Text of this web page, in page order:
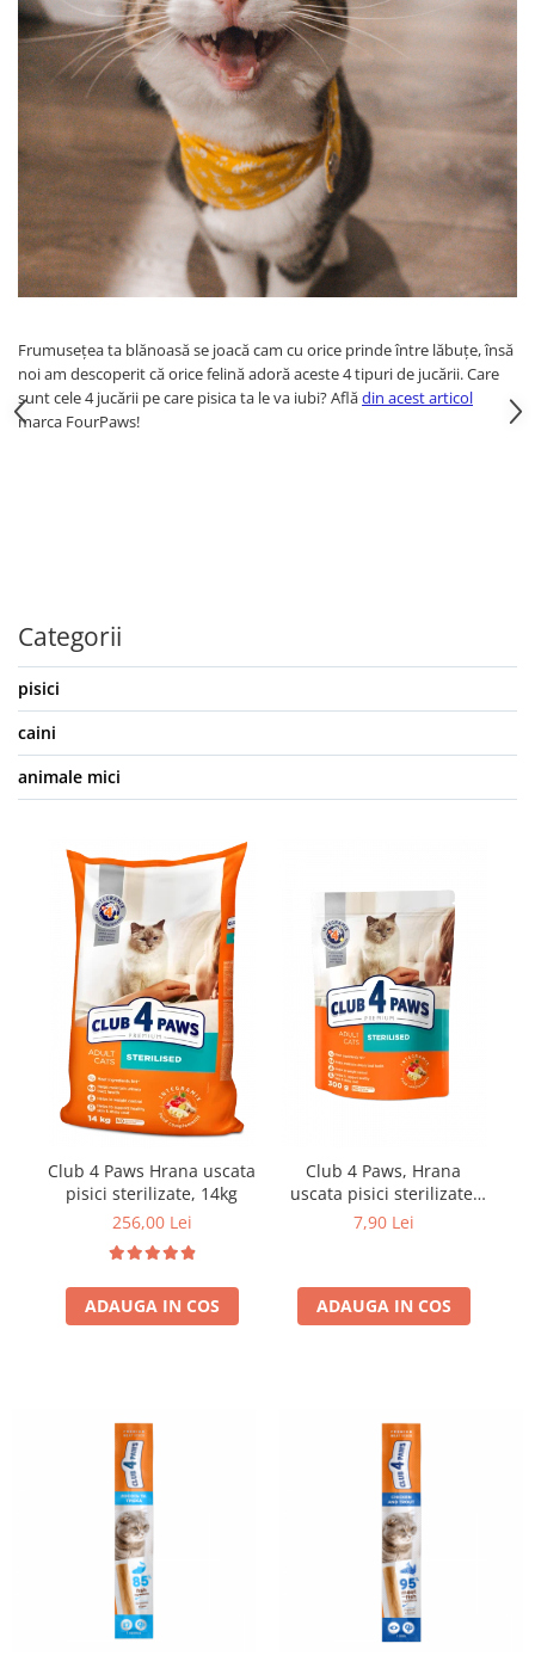
Frumusețea ta blănoasă se joacă cam cu orice prinde între lăbuțe, însă
noi am descoperit că orice felină adoră aceste 4 tipuri de jucării. Care
sunt cele 4 jucării pe care pisica ta le va iubi? Aflădin acest articol
marca FourPaws!
Categorii
pisici
caini
animale mici
Club 4 Paws Hrana uscata
pisici sterilizate, 14kg
256,00 Lei
ADAUGA IN COS
Club 4 Paws, Hrana
uscata pisici sterilizate,
300g
7,90 Lei
ADAUGA IN COS